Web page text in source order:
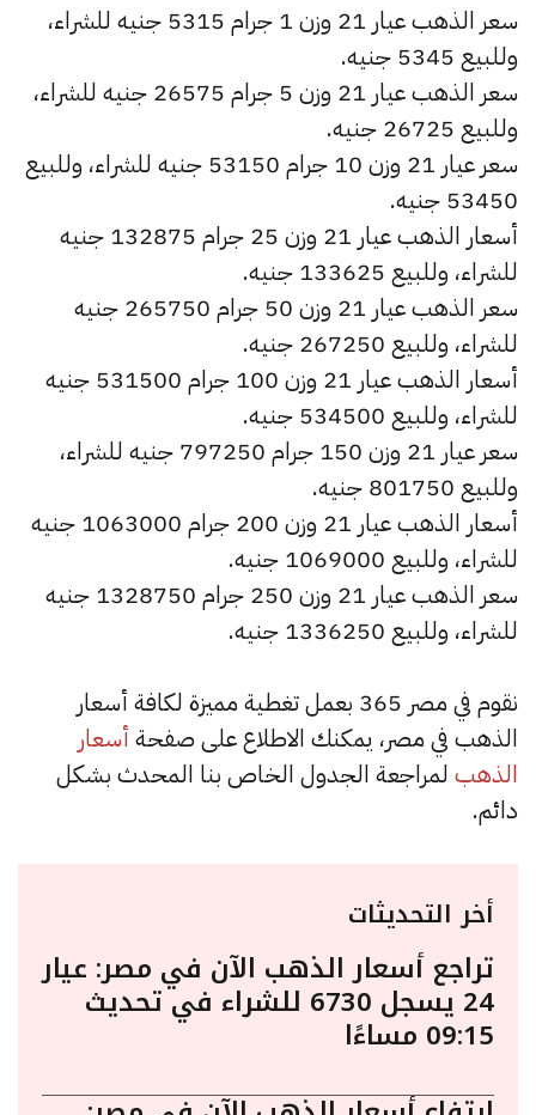
سعر الذهب عيار 21 وزن 1 جرام 5315 جنيه للشراء،
وللبيع 5345 جنيه.
سعر الذهب عيار 21 وزن 5 جرام 26575 جنيه للشراء،
وللبيع 26725 جنيه.
سعر عيار 21 وزن 10 جرام 53150 جنيه للشراء، وللبيع
53450 جنيه.
أسعار الذهب عيار 21 وزن 25 جرام 132875 جنيه
للشراء، وللبيع 133625 جنيه.
سعر الذهب عيار 21 وزن 50 جرام 265750 جنيه
للشراء، وللبيع 267250 جنيه.
أسعار الذهب عيار 21 وزن 100 جرام 531500 جنيه
للشراء، وللبيع 534500 جنيه.
سعر عيار 21 وزن 150 جرام 797250 جنيه للشراء،
وللبيع 801750 جنيه.
أسعار الذهب عيار 21 وزن 200 جرام 1063000 جنيه
للشراء، وللبيع 1069000 جنيه.
سعر الذهب عيار 21 وزن 250 جرام 1328750 جنيه
للشراء، وللبيع 1336250 جنيه.
نقوم في مصر 365 بعمل تغطية مميزة لكافة أسعار
الذهب في مصر، يمكنك الاطلاع على صفحة أسعار
الذهب لمراجعة الجدول الخاص بنا المحدث بشكل
دائم.
أخر التحديثات
تراجع أسعار الذهب الآن في مصر: عيار
24 يسجل 6730 للشراء في تحديث
09:15 مساءًا